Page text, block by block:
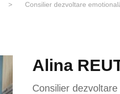
> Consilier dezvoltare
Alina
Consilier